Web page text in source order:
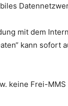
mit dem
kann
keine Frei-